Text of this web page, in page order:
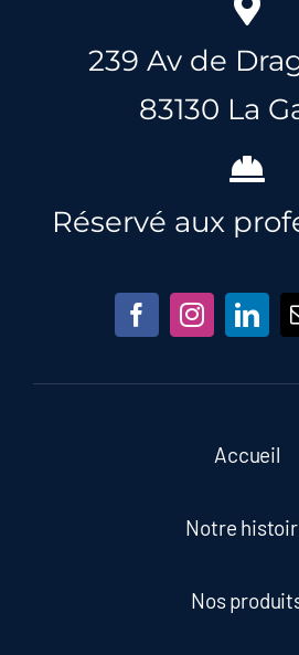
239 Av de
83130 La
Réservé aux
Accueil
Notre
Nos